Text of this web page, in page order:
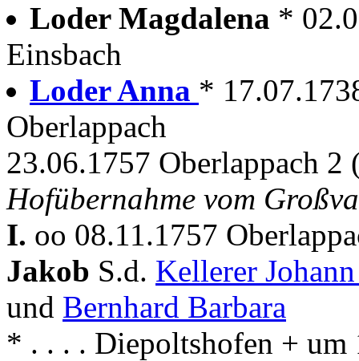
Loder Magdalena *
Einsbach
Loder Anna *
Oberlappach
23.06.1757 Oberlappach 2
Hofübernahme vom
I. oo 08.11.1757
Jakob S.d. Kellerer
und Bernhard Barbara
* . . . . Diepoltshofen + um